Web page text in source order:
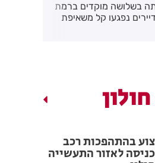
לקורקינטים הציבוריים בחולון
בהתהפכות רכב
לאזור התעשייה